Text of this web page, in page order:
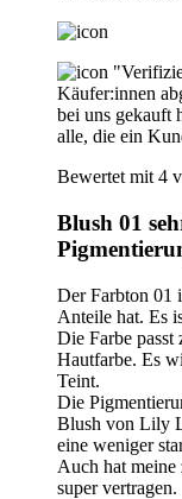
Käufer:innen
bei uns gekauft
alle, die ein
Bewertet mit 4
Blush 01
Der Farbton 01
Anteile hat. Es
Die Farbe passt
Hautfarbe. Es
Teint.
Die
Blush von Lily
eine weniger
Auch hat
super vertragen.